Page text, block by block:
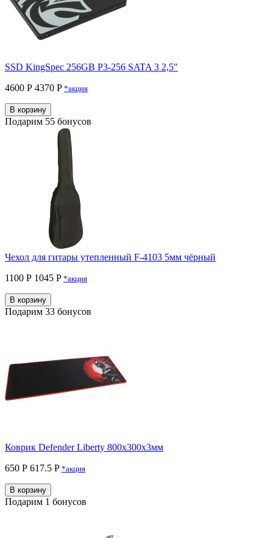
SSD KingSpec 256GB P3-256 SATA 3 2,5"
4600 Р 4370 P *акция
В корзину
Подарим 55 бонусов
Чехол для гитары утепленный F-4103 5мм чёрный
1100 Р 1045 P *акция
В корзину
Подарим 33 бонусов
Коврик Defender Liberty 800х300х3мм
650 Р 617.5 P *акция
В корзину
Подарим 1 бонусов